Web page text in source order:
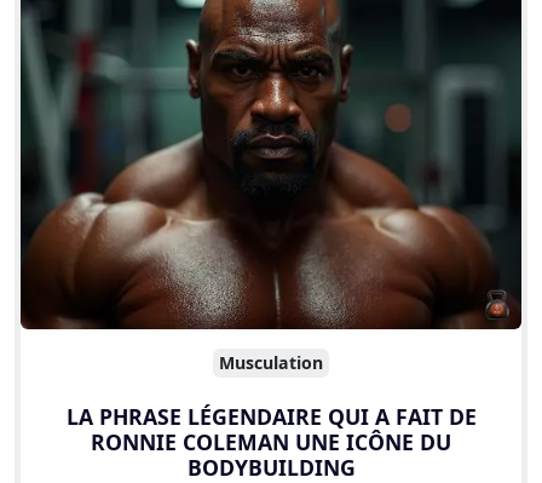
Musculation
LA PHRASE LÉGENDAIRE QUI A FAIT DE
RONNIE COLEMAN UNE ICÔNE DU
BODYBUILDING